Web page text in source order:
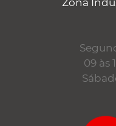
Zona
09 às